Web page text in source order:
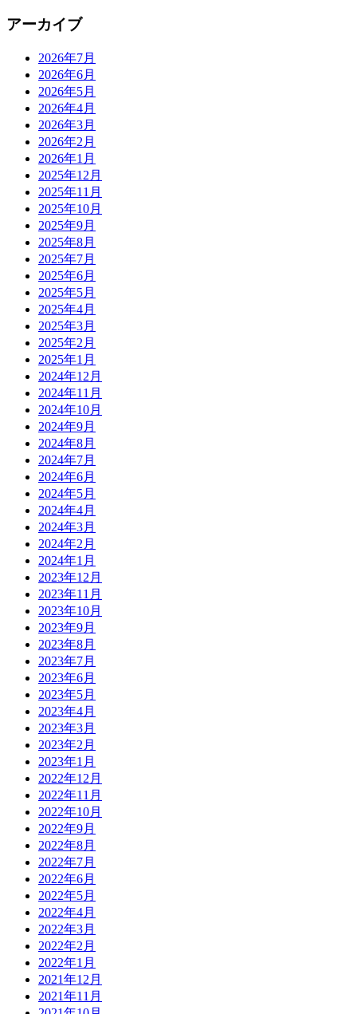
アーカイブ
2026年7月
2026年6月
2026年5月
2026年4月
2026年3月
2026年2月
2026年1月
2025年12月
2025年11月
2025年10月
2025年9月
2025年8月
2025年7月
2025年6月
2025年5月
2025年4月
2025年3月
2025年2月
2025年1月
2024年12月
2024年11月
2024年10月
2024年9月
2024年8月
2024年7月
2024年6月
2024年5月
2024年4月
2024年3月
2024年2月
2024年1月
2023年12月
2023年11月
2023年10月
2023年9月
2023年8月
2023年7月
2023年6月
2023年5月
2023年4月
2023年3月
2023年2月
2023年1月
2022年12月
2022年11月
2022年10月
2022年9月
2022年8月
2022年7月
2022年6月
2022年5月
2022年4月
2022年3月
2022年2月
2022年1月
2021年12月
2021年11月